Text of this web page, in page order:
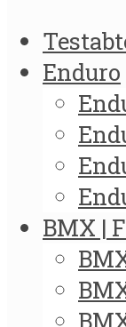
Enduro
BMX |